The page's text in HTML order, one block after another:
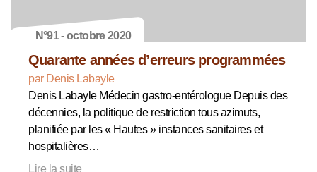
N°91 - octobre 2020
Quarante années d’erreurs programmées
par Denis Labayle
Denis Labayle Médecin gastro-entérologue Depuis des
décennies, la politique de restriction tous azimuts,
planifiée par les « Hautes » instances sanitaires et
hospitalières…
Lire la suite